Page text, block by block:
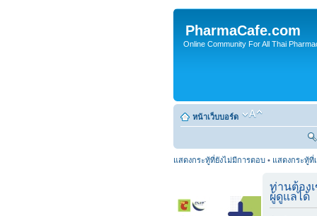
PharmaCafe.com
Online Community For All Thai
หน้าเว็บบอร์ด
แสดงกระทู้ที่ยังไม่มีการตอบ • แสดงกระทู้ที่
ท่านต้อง
ผู้ดูแลได้